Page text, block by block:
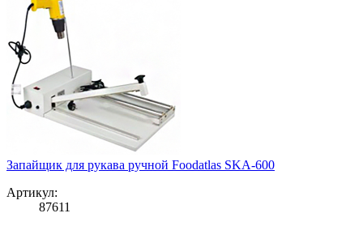
Запайщик для рукава ручной Foodatlas SKA-600
Артикул:
87611